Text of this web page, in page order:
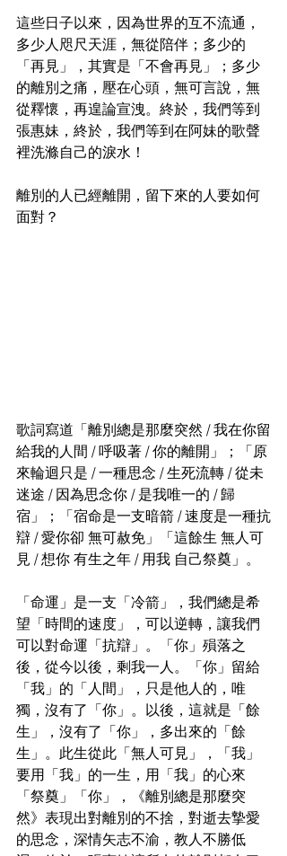
這些日子以來，因為世界的互不流通，
多少人咫尺天涯，無從陪伴；多少的
「再見」，其實是「不會再見」；多少
的離別之痛，壓在心頭，無可言說，無
從釋懷，再遑論宣洩。終於，我們等到
張惠妹，終於，我們等到在阿妹的歌聲
裡洗滌自己的淚水！
離別的人已經離開，留下來的人要如何
面對？
歌詞寫道「離別總是那麼突然 / 我在你留
給我的人間 / 呼吸著 / 你的離開」；「原
來輪迴只是 / 一種思念 / 生死流轉 / 從未
迷途 / 因為思念你 / 是我唯一的 / 歸
宿」；「宿命是一支暗箭 / 速度是一種抗
辯 / 愛你卻 無可赦免」「這餘生 無人可
見 / 想你 有生之年 / 用我 自己祭奠」。
「命運」是一支「冷箭」，我們總是希
望「時間的速度」，可以逆轉，讓我們
可以對命運「抗辯」。「你」殞落之
後，從今以後，剩我一人。「你」留給
「我」的「人間」，只是他人的，唯
獨，沒有了「你」。以後，這就是「餘
生」，沒有了「你」，多出來的「餘
生」。此生從此「無人可見」，「我」
要用「我」的一生，用「我」的心來
「祭奠」「你」，《離別總是那麼突
然》表現出對離別的不捨，對逝去摯愛
的思念，深情矢志不渝，教人不勝低